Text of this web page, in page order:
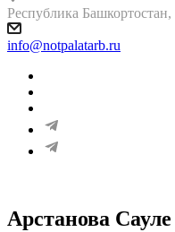
Республика
info@notpalatarb.ru
Арстанова